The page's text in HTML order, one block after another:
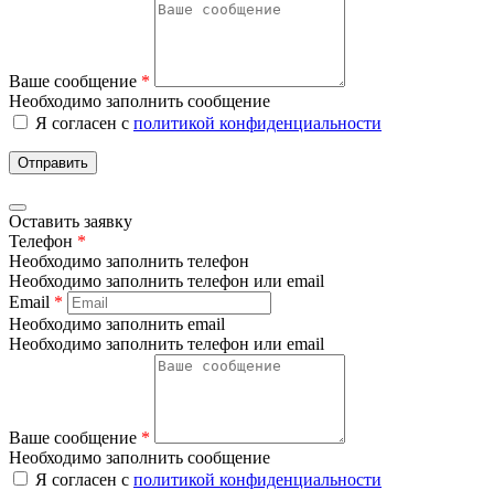
Ваше сообщение *
Необходимо заполнить сообщение
Я согласен с политикой конфиденциальности
Отправить
Оставить заявку
Телефон *
Необходимо заполнить телефон
Необходимо заполнить телефон или email
Email *
Необходимо заполнить email
Необходимо заполнить телефон или email
Ваше сообщение *
Необходимо заполнить сообщение
Я согласен с политикой конфиденциальности